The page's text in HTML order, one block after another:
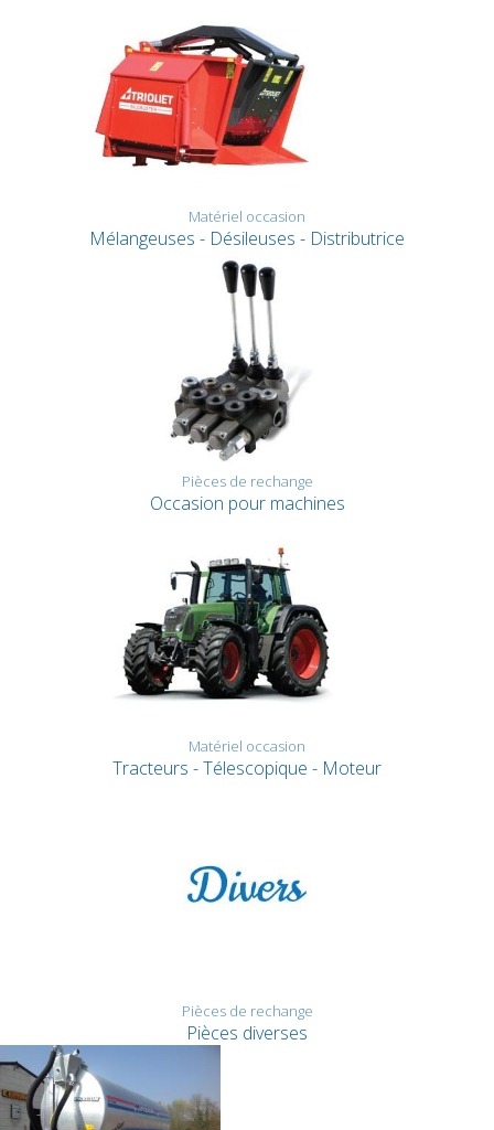
Matériel occasion
Mélangeuses - Désileuses - Distributrice
Pièces de rechange
Occasion pour machines
Matériel occasion
Tracteurs - Télescopique - Moteur
Pièces de rechange
Pièces diverses